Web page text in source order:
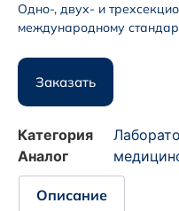
Одно-, двух- и
международному
Заказать
Категория
Аналог
Описание